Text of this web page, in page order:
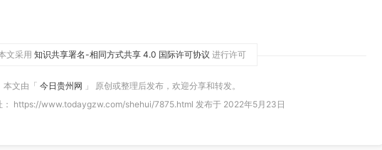
文采用 知识共享署名-相同方式共享 4.0 国际许可协议 进行许可
本文由「 今日贵州网 」 原创或整理后发布，欢迎分享和转发。
https://www.todaygzw.com/shehui/7875.html 发布于 2022年5月23日